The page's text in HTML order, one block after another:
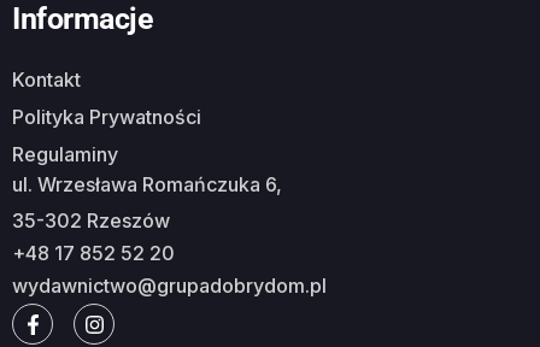
Informacje
Kontakt
Polityka Prywatności
Regulaminy
ul. Wrzesława Romańczuka 6,
35-302 Rzeszów
+48 17 852 52 20
wydawnictwo@grupadobrydom.pl